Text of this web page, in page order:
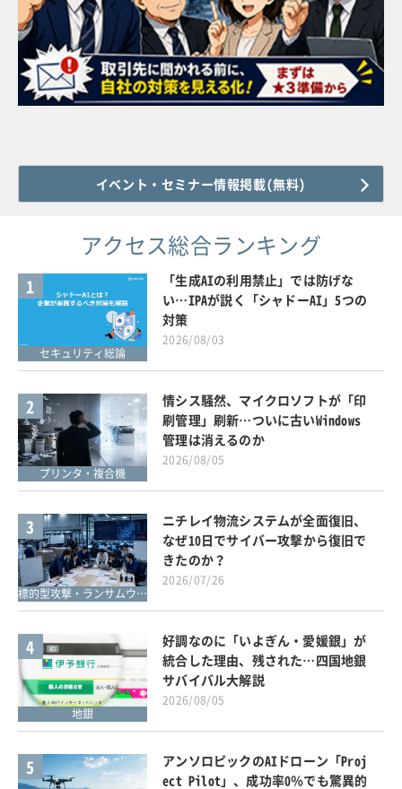
イベント・セミナー情報掲載(無料)
アクセス総合ランキング
1
セキュリティ総論
「生成AIの利用禁止」では防げな
い…IPAが説く「シャドーAI」5つの
対策
2026/08/03
2
プリンタ・複合機
情シス騒然、マイクロソフトが「印
刷管理」刷新…ついに古いWindows
管理は消えるのか
2026/08/05
3
標的型攻撃・ランサムウェア対策
ニチレイ物流システムが全面復旧、
なぜ10日でサイバー攻撃から復旧で
きたのか？
2026/07/26
4
地銀
好調なのに「いよぎん・愛媛銀」が
統合した理由、残された…四国地銀
サバイバル大解説
2026/08/05
5
アンソロピックのAIドローン「Proj
ect Pilot」、成功率0％でも驚異的